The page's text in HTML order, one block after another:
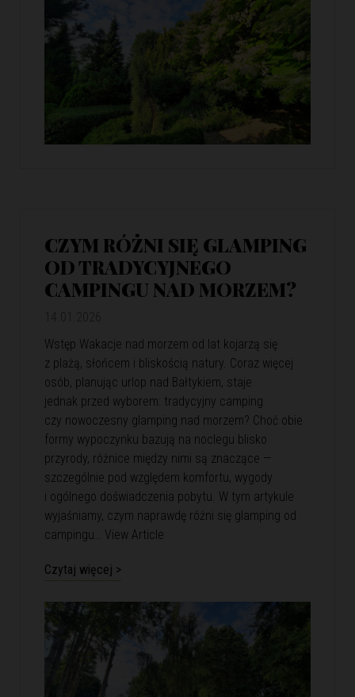
CZYM RÓŻNI SIĘ GLAMPING
OD TRADYCYJNEGO
CAMPINGU NAD MORZEM?
Wstęp Wakacje nad morzem od lat kojarzą się
z plażą, słońcem i bliskością natury. Coraz więcej
osób, planując urlop nad Bałtykiem, staje
jednak przed wyborem: tradycyjny camping
czy nowoczesny glamping nad morzem? Choć obie
formy wypoczynku bazują na noclegu blisko
przyrody, różnice między nimi są znaczące —
szczególnie pod względem komfortu, wygody
i ogólnego doświadczenia pobytu. W tym artykule
wyjaśniamy, czym naprawdę różni się glamping od
campingu… View Article
Czytaj więcej >